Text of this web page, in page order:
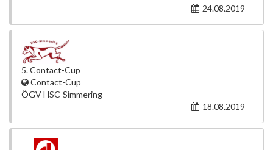
24.08.2019
5. Contact-Cup
Contact-Cup
ÖGV HSC-Simmering
18.08.2019